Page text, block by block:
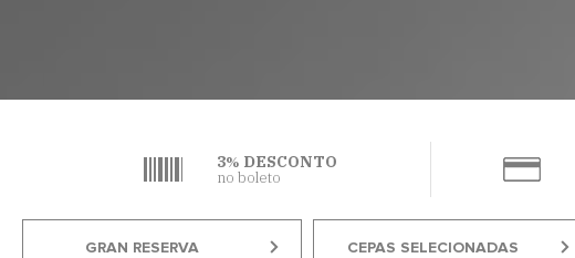
3% DESCONTO
no boleto
GRAN RESERVA CEPAS SELECIONADAS